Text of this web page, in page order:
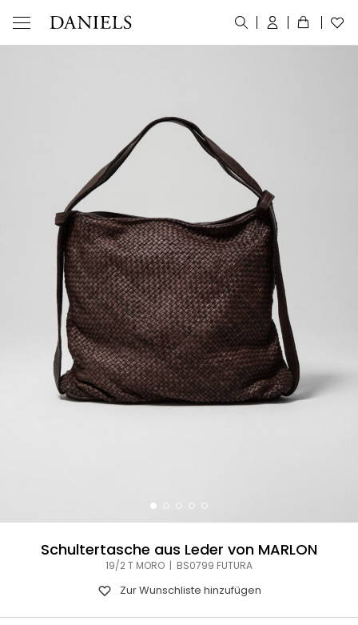
Schultertasche aus Leder von MARLON
19/2 T MORO | BS0799 FUTURA
Zur Wunschliste hinzufügen